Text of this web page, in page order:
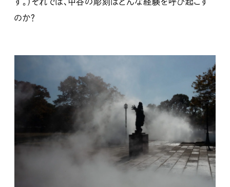
のか？